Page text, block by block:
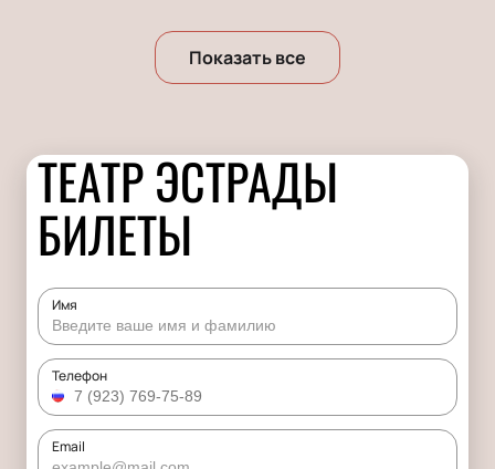
Показать все
ТЕАТР ЭСТРАДЫ
БИЛЕТЫ
Имя
Телефон
Email